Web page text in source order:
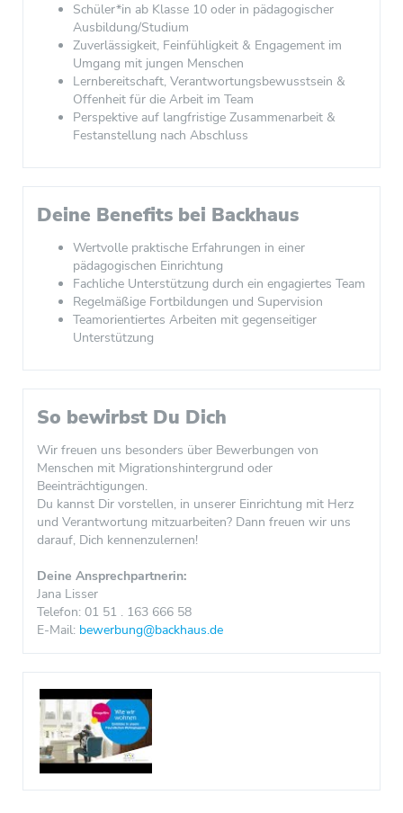
Schüler*in ab Klasse 10 oder in pädagogischer
Ausbildung/Studium
Zuverlässigkeit, Feinfühligkeit & Engagement im
Umgang mit jungen Menschen
Lernbereitschaft, Verantwortungsbewusstsein &
Offenheit für die Arbeit im Team
Perspektive auf langfristige Zusammenarbeit &
Festanstellung nach Abschluss
Deine Benefits bei Backhaus
Wertvolle praktische Erfahrungen in einer
pädagogischen Einrichtung
Fachliche Unterstützung durch ein engagiertes Team
Regelmäßige Fortbildungen und Supervision
Teamorientiertes Arbeiten mit gegenseitiger
Unterstützung
So bewirbst Du Dich
Wir freuen uns besonders über Bewerbungen von
Menschen mit Migrationshintergrund oder
Beeinträchtigungen.
Du kannst Dir vorstellen, in unserer Einrichtung mit Herz
und Verantwortung mitzuarbeiten? Dann freuen wir uns
darauf, Dich kennenzulernen!
Deine Ansprechpartnerin:
Jana Lisser
Telefon: 01 51 . 163 666 58
E-Mail: bewerbung@backhaus.de